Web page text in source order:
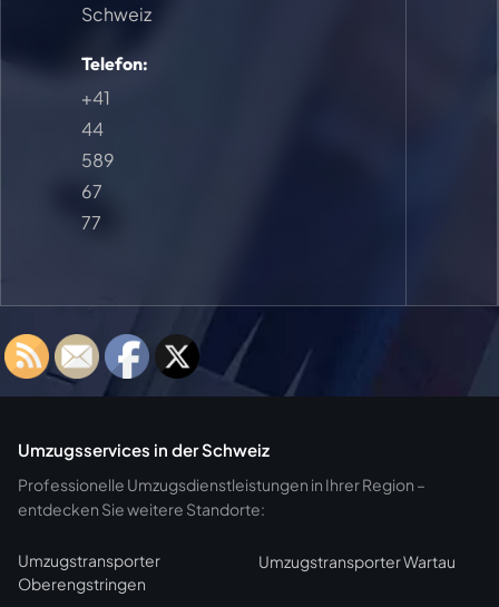
Schweiz
Telefon:
+41
44
589
67
77
Umzugsservices in der Schweiz
Professionelle Umzugsdienstleistungen in Ihrer Region –
entdecken Sie weitere Standorte:
Umzugstransporter
Oberengstringen
Umzugstransporter Wartau